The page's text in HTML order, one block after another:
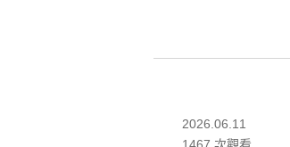
2026.06.11